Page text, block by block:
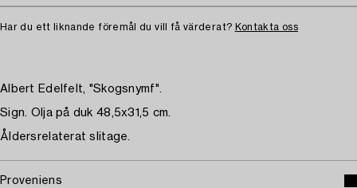
Har du ett liknande föremål du vill få värderat? Kontakta oss
Albert Edelfelt, "Skogsnymf".
Sign. Olja på duk 48,5x31,5 cm.
Åldersrelaterat slitage.
Proveniens